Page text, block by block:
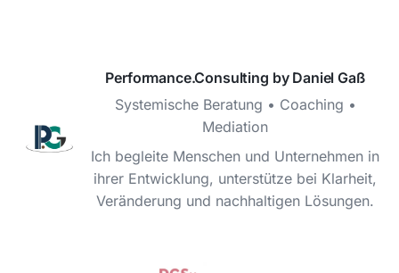
Performance.Consulting by Daniel Gaß
Systemische Beratung • Coaching •
Mediation
Ich begleite Menschen und Unternehmen in
ihrer Entwicklung, unterstütze bei Klarheit,
Veränderung und nachhaltigen Lösungen.